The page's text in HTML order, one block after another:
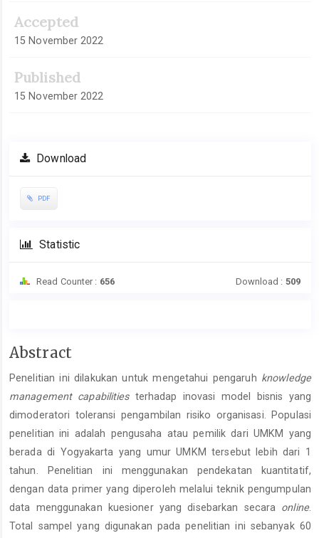
Accepted
15 November 2022
Published
15 November 2022
Download
PDF
Statistic
Read Counter : 656 Download : 509
Main
Content
Abstract
Penelitian ini dilakukan untuk mengetahui pengaruh knowledge
management capabilitiesterhadap inovasi model bisnis yang
dimoderatori toleransi pengambilan risiko organisasi. Populasi
penelitian ini adalah pengusaha atau pemilik dari UMKM yang
berada di Yogyakarta yang umur UMKM tersebut lebih dari 1
tahun. Penelitian ini menggunakan pendekatan kuantitatif,
dengan data primer yang diperoleh melalui teknik pengumpulan
data menggunakan kuesioner yang disebarkan secara online.
Total sampel yang digunakan pada penelitian ini sebanyak 60